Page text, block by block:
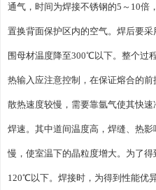
通气，时间为焊接不锈钢的5～10倍
置换背面保护区内的空气。焊后要
围母材温度降至300℃以下。整个过
热输入应注意控制，在保证熔合的
散热速度较慢，需要靠氩气使其快
焊速。其中道间温度高，焊缝、热
慢，使室温下的晶粒度增大。为了
120℃以下。焊接时，为得到性能优